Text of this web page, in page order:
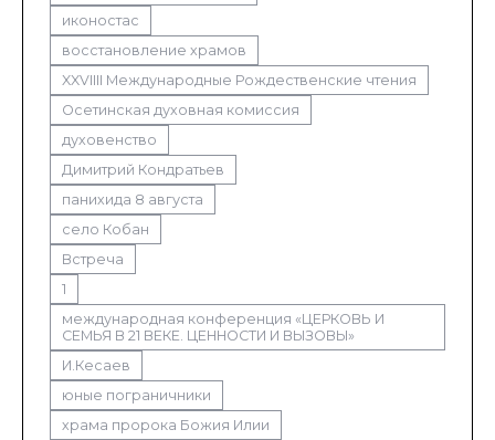
иконостас
восстановление храмов
XXVIIII Международные Рождественские чтения
Осетинская духовная комиссия
духовенство
Димитрий Кондратьев
панихида 8 августа
село Кобан
Встреча
1
международная конференция «ЦЕРКОВЬ И
СЕМЬЯ В 21 ВЕКЕ. ЦЕННОСТИ И ВЫЗОВЫ»
И.Кесаев
юные пограничники
храма пророка Божия Илии